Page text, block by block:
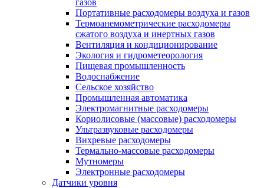
газов
Портативные расходомеры воздуха и газов
Термоанемометрические расходомеры
сжатого воздуха и инертных газов
Вентиляция и кондиционирование
Экология и гидрометеорология
Пищевая промышленность
Водоснабжение
Сельское хозяйство
Промышленная автоматика
Электромагнитные расходомеры
Кориолисовые (массовые) расходомеры
Ультразвуковые расходомеры
Вихревые расходомеры
Термально-массовые расходомеры
Мутномеры
Электронные расходомеры
Датчики уровня